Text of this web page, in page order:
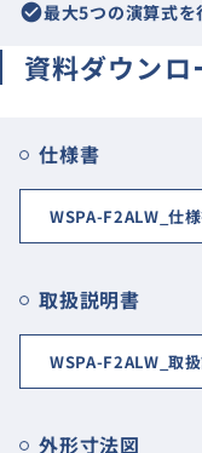
check_circle最大5つの演算式
資料ダウンロ
仕様書
WSPA-F2ALW_仕
取扱説明書
WSPA-F2ALW_取
外形寸法図